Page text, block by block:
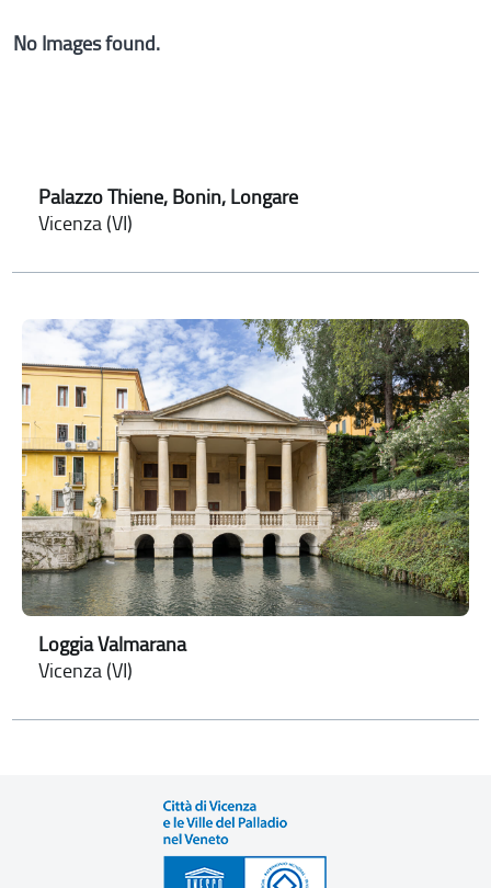
No Images found.
Palazzo Thiene, Bonin, Longare
Vicenza (VI)
Loggia Valmarana
Vicenza (VI)